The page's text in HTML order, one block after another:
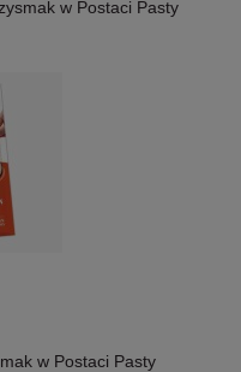
w Postaci Pasty
w Postaci Pasty